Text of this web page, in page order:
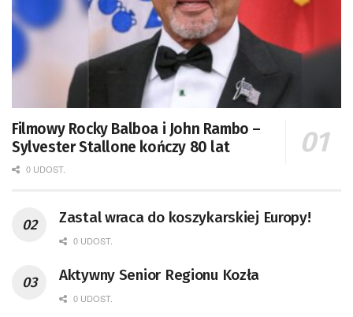
Filmowy Rocky Balboa i John Rambo –
Sylvester Stallone kończy 80 lat
0 UDOST.
Zastal wraca do koszykarskiej Europy!
0 UDOST.
Aktywny Senior Regionu Kozła
0 UDOST.